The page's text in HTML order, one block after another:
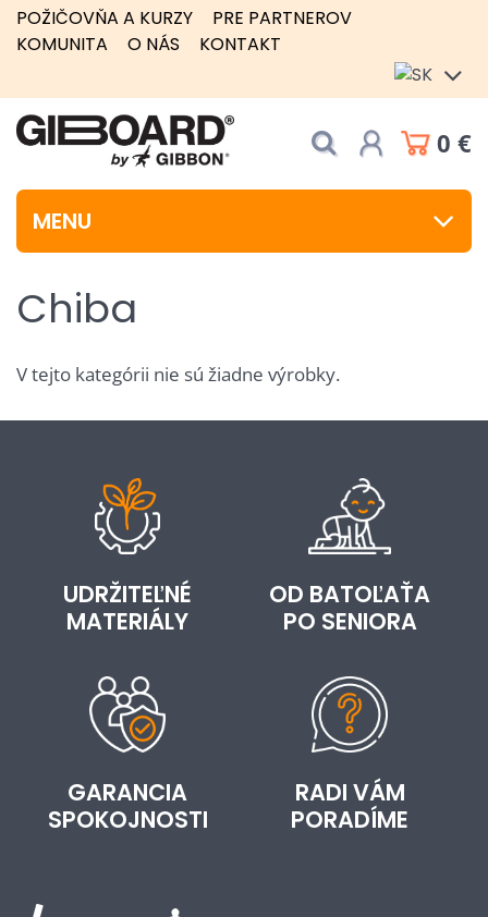
POŽIČOVŇA A KURZY
PRE PARTNEROV
KOMUNITA
O NÁS KONTAKT
0 €
MENU
Chiba
V tejto kategórii nie sú žiadne výrobky.
UDRŽITEĽNÉ
MATERIÁLY
OD BATOĽAŤA
PO SENIORA
GARANCIA
SPOKOJNOSTI
RADI VÁM
PORADÍME